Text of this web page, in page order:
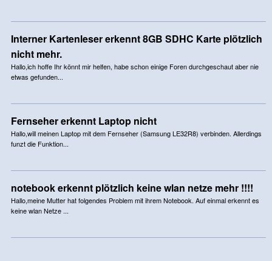
Interner Kartenleser erkennt 8GB SDHC Karte plötzlich
nicht mehr.
Hallo,ich hoffe Ihr könnt mir helfen, habe schon einige Foren durchgeschaut aber nie
etwas gefunden...
Fernseher erkennt Laptop nicht
Hallo,will meinen Laptop mit dem Fernseher (Samsung LE32R8) verbinden. Allerdings
funzt die Funktion...
notebook erkennt plötzlich keine wlan netze mehr !!!!
Hallo,meine Mutter hat folgendes Problem mit ihrem Notebook. Auf einmal erkennt es
keine wlan Netze ...